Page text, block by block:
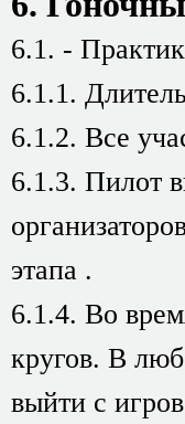
6.1. -
6.1.1.
6.1.2. Все
6.1.3. Пилот
этапа .
6.1.4. Во
кругов. В
выйти с